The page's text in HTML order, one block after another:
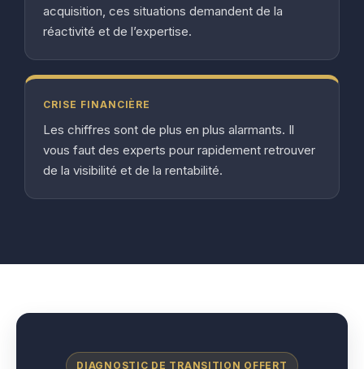
acquisition, ces situations demandent de la
réactivité et de l’expertise.
CRISE FINANCIÈRE
Les chiffres sont de plus en plus alarmants. Il
vous faut des experts pour rapidement retrouver
de la visibilité et de la rentabilité.
DIAGNOSTIC DE TRANSITION OFFERT